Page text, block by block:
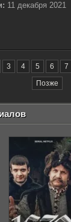
11 декабря 2021
3 4 5 6 7
Позже